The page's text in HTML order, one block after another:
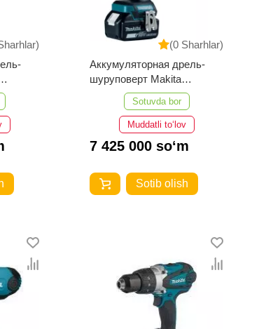
(0 Sharhlar)
Аккумуляторная дрель-
шуруповерт Makita
DDF486RTJ
Sotuvda bor
Muddatli to‘lov
7 425 000 so‘m
Sotib olish